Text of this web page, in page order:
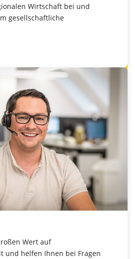
Wirtschaft bei und
gesellschaftliche
Wert auf
und helfen Ihnen bei Fragen